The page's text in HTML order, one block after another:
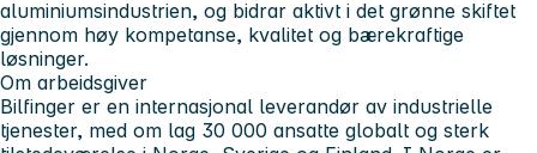
aluminiumsindustrien, og bidrar aktivt i det grønne skiftet
gjennom høy kompetanse, kvalitet og bærekraftige
løsninger.
Om arbeidsgiver
Bilfinger er en internasjonal leverandør av industrielle
tjenester, med om lag 30 000 ansatte globalt og sterk